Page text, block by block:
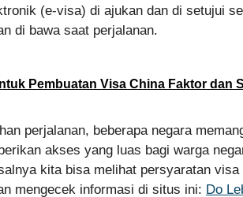
(e-visa) di ajukan dan di setujui
di bawa saat perjalanan.
Pembuatan Visa China Faktor dan
perjalanan, beberapa negara
akses yang luas bagi warga
kita bisa melihat persyaratan
mengecek informasi di situs ini: Do